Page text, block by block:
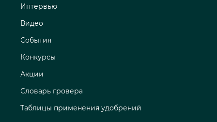
Интервью
Видео
События
Конкурсы
Акции
Словарь гровера
Таблицы применения удобрений